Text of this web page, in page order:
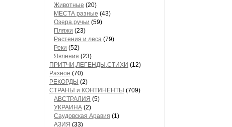
Животные (20)
МЕСТА разные (43)
Озера,ручьи (59)
Пляжи (23)
Растения и леса (79)
Реки (52)
Явления (23)
ПРИТЧИ,ЛЕГЕНДЫ,СТИХИ (12)
Разное (70)
РЕКОРДЫ (2)
СТРАНЫ и КОНТИНЕНТЫ (709)
АВСТРАЛИЯ (5)
УКРАИНА (2)
Саудовская Аравия (1)
АЗИЯ (33)